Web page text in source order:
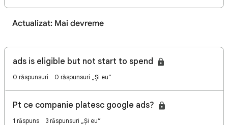
Actualizat: Mai devreme
ads is eligible but not start to spend
0 răspunsuri 0 răspunsuri „Și eu”
Pt ce companie platesc google ads?
1 răspuns 3 răspunsuri „Și eu”